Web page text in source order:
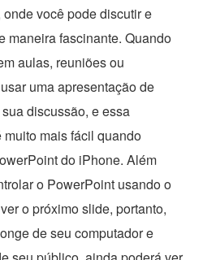
você pode discutir e
maneira fascinante. Quando
aulas, reuniões ou
uma apresentação de
discussão, e essa
mais fácil quando
do iPhone. Além
o PowerPoint usando o
o próximo slide, portanto,
de seu computador e